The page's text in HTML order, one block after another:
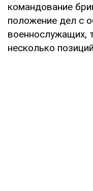
командование
положение дел с
военнослужащих,
несколько